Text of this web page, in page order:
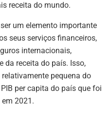
receita do mundo.
um elemento importante
seus serviços financeiros,
internacionais,
da receita do país. Isso,
pequena do
per capita do país que foi
2021.